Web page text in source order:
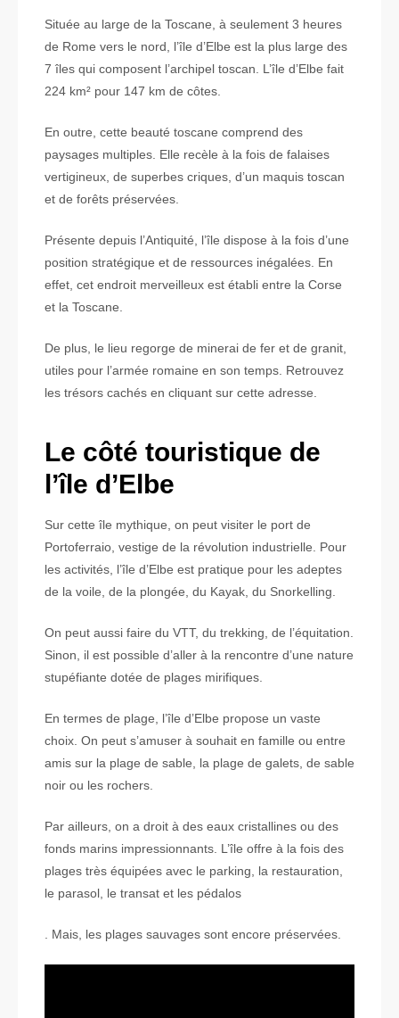
Située au large de la Toscane, à seulement 3 heures
de Rome vers le nord, l’île d’Elbe est la plus large des
7 îles qui composent l’archipel toscan. L’île d’Elbe fait
224 km² pour 147 km de côtes.
En outre, cette beauté toscane comprend des
paysages multiples. Elle recèle à la fois de falaises
vertigineux, de superbes criques, d’un maquis toscan
et de forêts préservées.
Présente depuis l’Antiquité, l’île dispose à la fois d’une
position stratégique et de ressources inégalées. En
effet, cet endroit merveilleux est établi entre la Corse
et la Toscane.
De plus, le lieu regorge de minerai de fer et de granit,
utiles pour l’armée romaine en son temps. Retrouvez
les trésors cachés en cliquant sur cette adresse.
Le côté touristique de
l’île d’Elbe
Sur cette île mythique, on peut visiter le port de
Portoferraio, vestige de la révolution industrielle. Pour
les activités, l’île d’Elbe est pratique pour les adeptes
de la voile, de la plongée, du Kayak, du Snorkelling.
On peut aussi faire du VTT, du trekking, de l’équitation.
Sinon, il est possible d’aller à la rencontre d’une nature
stupéfiante dotée de plages mirifiques.
En termes de plage, l’île d’Elbe propose un vaste
choix. On peut s’amuser à souhait en famille ou entre
amis sur la plage de sable, la plage de galets, de sable
noir ou les rochers.
Par ailleurs, on a droit à des eaux cristallines ou des
fonds marins impressionnants. L’île offre à la fois des
plages très équipées avec le parking, la restauration,
le parasol, le transat et les pédalos
. Mais, les plages sauvages sont encore préservées.